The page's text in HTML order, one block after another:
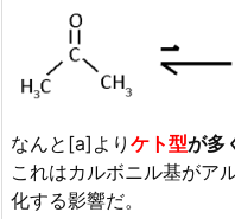
なんと[a]より ケト型が多
これはカルボニル基がア
化する影響だ。